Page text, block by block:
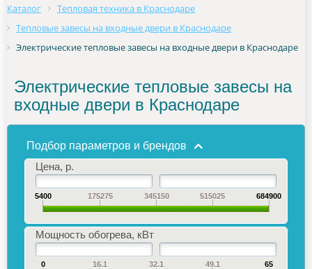
Каталог
Тепловая техника в Краснодаре
Тепловые завесы на входные двери в Краснодаре
Электрические тепловые завесы на входные двери в Краснодаре
Электрические тепловые завесы на
входные двери в Краснодаре
Подбор параметров и брендов
Цена, р.
5400 175275 345150 515025 684900
Мощность обогрева, кВт
0 16.1 32.1 49.1 65